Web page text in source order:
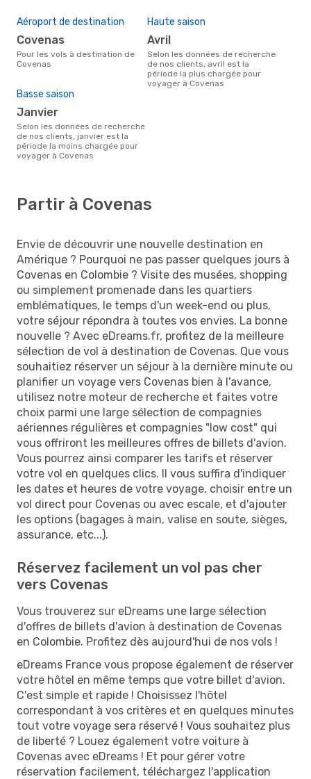
Aéroport de destination
Covenas
Pour les vols à destination de
Covenas
Haute saison
avril
Selon les données de recherche
de nos clients, avril est la
période la plus chargée pour
voyager à Covenas
Basse saison
janvier
Selon les données de recherche
de nos clients, janvier est la
période la moins chargée pour
voyager à Covenas
Partir à Covenas
Envie de découvrir une nouvelle destination en
Amérique ? Pourquoi ne pas passer quelques jours à
Covenas en Colombie ? Visite des musées, shopping
ou simplement promenade dans les quartiers
emblématiques, le temps d'un week-end ou plus,
votre séjour répondra à toutes vos envies. La bonne
nouvelle ? Avec eDreams.fr, profitez de la meilleure
sélection de vol à destination de Covenas. Que vous
souhaitiez réserver un séjour à la dernière minute ou
planifier un voyage vers Covenas bien à l'avance,
utilisez notre moteur de recherche et faites votre
choix parmi une large sélection de compagnies
aériennes régulières et compagnies "low cost" qui
vous offriront les meilleures offres de billets d'avion.
Vous pourrez ainsi comparer les tarifs et réserver
votre vol en quelques clics. Il vous suffira d'indiquer
les dates et heures de votre voyage, choisir entre un
vol direct pour Covenas ou avec escale, et d'ajouter
les options (bagages à main, valise en soute, sièges,
assurance, etc...).
Réservez facilement un vol pas cher
vers Covenas
Vous trouverez sur eDreams une large sélection
d'offres de billets d'avion à destination de Covenas
en Colombie. Profitez dès aujourd'hui de nos vols !
eDreams France vous propose également de réserver
votre hôtel en même temps que votre billet d'avion.
C'est simple et rapide ! Choisissez l'hôtel
correspondant à vos critères et en quelques minutes
tout votre voyage sera réservé ! Vous souhaitez plus
de liberté ? Louez également votre voiture à
Covenas avec eDreams ! Et pour gérer votre
réservation facilement, téléchargez l'application